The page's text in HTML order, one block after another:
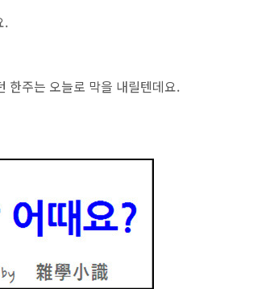
.
한주는 오늘로 막을 내릴텐데요.